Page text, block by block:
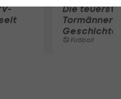
Die
Tormänner
Geschichte
Fußball